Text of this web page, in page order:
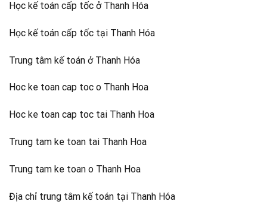
Học kế toán cấp tốc ở Thanh Hóa
Học kế toán cấp tốc tại Thanh Hóa
Trung tâm kế toán ở Thanh Hóa
Hoc ke toan cap toc o Thanh Hoa
Hoc ke toan cap toc tai Thanh Hoa
Trung tam ke toan tai Thanh Hoa
Trung tam ke toan o Thanh Hoa
Địa chỉ trung tâm kế toán tại Thanh Hóa